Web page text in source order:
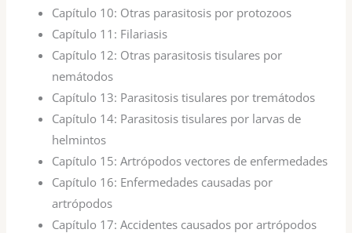
Capítulo 10: Otras parasitosis por protozoos
Capítulo 11: Filariasis
Capítulo 12: Otras parasitosis tisulares por
nemátodos
Capítulo 13: Parasitosis tisulares por tremátodos
Capítulo 14: Parasitosis tisulares por larvas de
helmintos
Capítulo 15:Artrópodos vectores de enfermedades
Capítulo 16: Enfermedades causadas por
artrópodos
Capítulo 17:Accidentes causados por artrópodos